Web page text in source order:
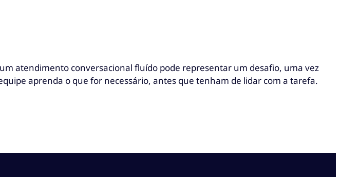
atendimento conversacional fluído pode representar um desafio, uma vez
aprenda o que for necessário, antes que tenham de lidar com a tarefa.